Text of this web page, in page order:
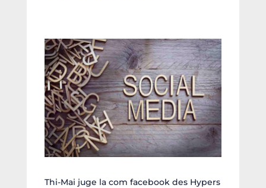
Thi-Mai juge la com facebook des Hypers